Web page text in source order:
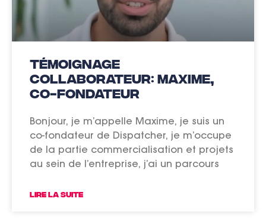
Témoignage
collaborateur: Maxime,
co-fondateur
Bonjour, je m’appelle Maxime, je suis un
co-fondateur de Dispatcher, je m’occupe
de la partie commercialisation et projets
au sein de l’entreprise, j’ai un parcours
LIRE LA SUITE